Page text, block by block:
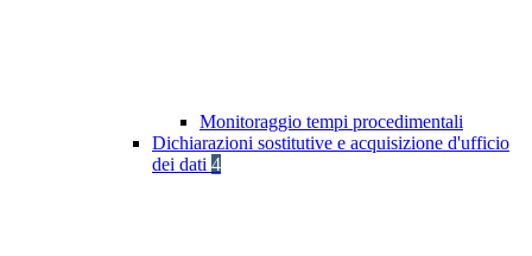
Monitoraggio tempi procedimentali
Dichiarazioni sostitutive e acquisizione d'ufficio
dei dati 4